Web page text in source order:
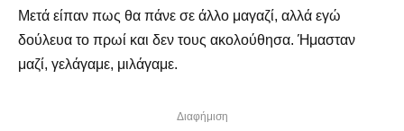
Μετά είπαν πως θα πάνε σε άλλο μαγαζί, αλλά εγώ
δούλευα το πρωί και δεν τους ακολούθησα. Ήμασταν
μαζί, γελάγαμε, μιλάγαμε.
Διαφήμιση